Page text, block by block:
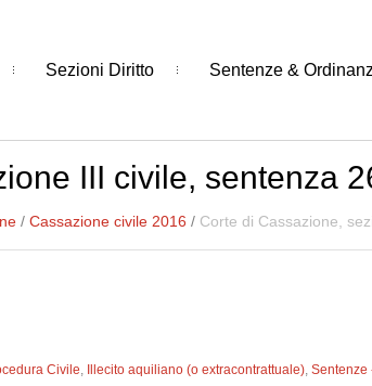
Sezioni Diritto Sentenze &
III civile, sentenza
/ Cassazione civile 2016 / Corte di Cassazione,
Civile, Illecito aquiliano (o extracontrattuale),Sentenze